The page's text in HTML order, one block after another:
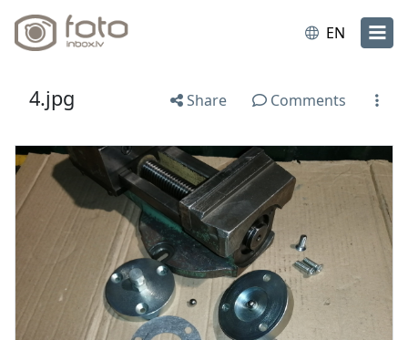
EN
4.jpg Share Comments